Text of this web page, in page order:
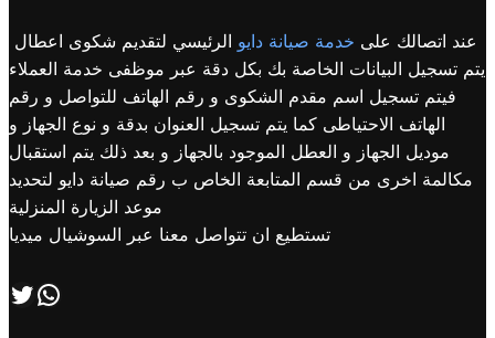
عند اتصالك على خدمة صيانة دايو الرئيسي لتقديم شكوى اعطال
يتم تسجيل البيانات الخاصة بك بكل دقة عبر موظفى خدمة العملاء
فيتم تسجيل اسم مقدم الشكوى و رقم الهاتف للتواصل و رقم
الهاتف الاحتياطى كما يتم تسجيل العنوان بدقة و نوع الجهاز و
موديل الجهاز و العطل الموجود بالجهاز و بعد ذلك يتم استقبال
مكالمة اخرى من قسم المتابعة الخاص ب رقم صيانة دايو لتحديد
موعد الزيارة المنزلية
تستطيع ان تتواصل معنا عبر السوشيال ميديا
تابعنا علي صفحة التويتر اتصل بنا علي طريق الوتساب